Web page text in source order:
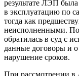
результате ЛЭП
в эксплуатацию по
тогда как
неисполненными. По
обратилась в суд с
данные договоры и
нарушение сроков.
При рассмотрении в